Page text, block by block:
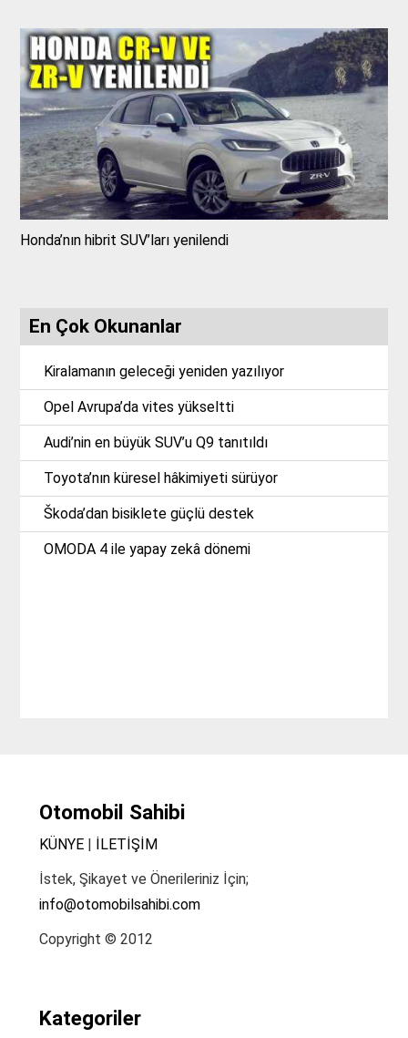
Honda’nın hibrit SUV’ları yenilendi
En Çok Okunanlar
Kiralamanın geleceği yeniden yazılıyor
Opel Avrupa’da vites yükseltti
Audi’nin en büyük SUV’u Q9 tanıtıldı
Toyota’nın küresel hâkimiyeti sürüyor
Škoda’dan bisiklete güçlü destek
OMODA 4 ile yapay zekâ dönemi
Otomobil Sahibi
KÜNYE| İLETİŞİM
İstek, Şikayet ve Önerileriniz İçin;
info@otomobilsahibi.com
Copyright © 2012
Kategoriler